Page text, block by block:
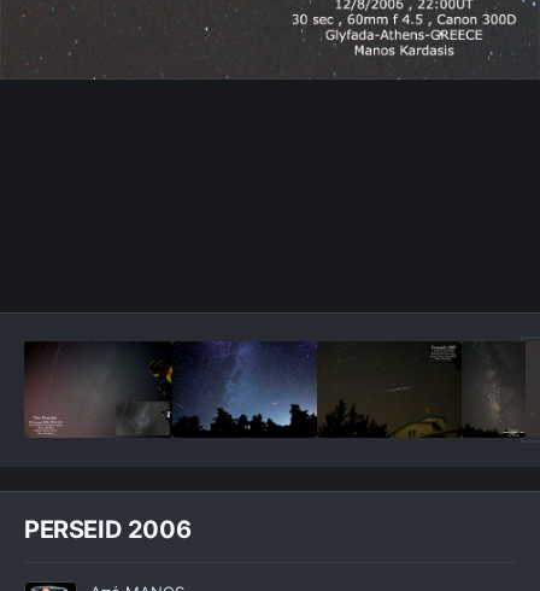
PERSEID 2006